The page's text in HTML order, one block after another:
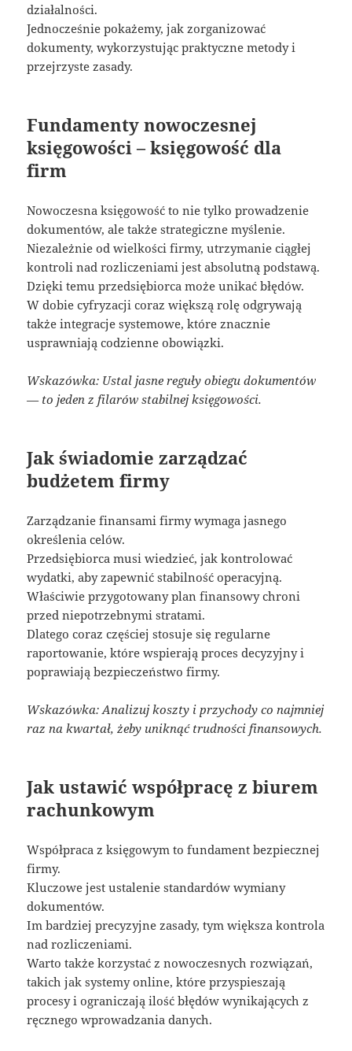
działalności.
Jednocześnie pokażemy, jak zorganizować
dokumenty, wykorzystując praktyczne metody i
przejrzyste zasady.
Fundamenty nowoczesnej
księgowości – księgowość dla
firm
Nowoczesna księgowość to nie tylko prowadzenie
dokumentów, ale także strategiczne myślenie.
Niezależnie od wielkości firmy, utrzymanie ciągłej
kontroli nad rozliczeniami jest absolutną podstawą.
Dzięki temu przedsiębiorca może unikać błędów.
W dobie cyfryzacji coraz większą rolę odgrywają
także integracje systemowe, które znacznie
usprawniają codzienne obowiązki.
Wskazówka: Ustal jasne reguły obiegu dokumentów
— to jeden z filarów stabilnej księgowości.
Jak świadomie zarządzać
budżetem firmy
Zarządzanie finansami firmy wymaga jasnego
określenia celów.
Przedsiębiorca musi wiedzieć, jak kontrolować
wydatki, aby zapewnić stabilność operacyjną.
Właściwie przygotowany plan finansowy chroni
przed niepotrzebnymi stratami.
Dlatego coraz częściej stosuje się regularne
raportowanie, które wspierają proces decyzyjny i
poprawiają bezpieczeństwo firmy.
Wskazówka: Analizuj koszty i przychody co najmniej
raz na kwartał, żeby uniknąć trudności finansowych.
Jak ustawić współpracę z biurem
rachunkowym
Współpraca z księgowym to fundament bezpiecznej
firmy.
Kluczowe jest ustalenie standardów wymiany
dokumentów.
Im bardziej precyzyjne zasady, tym większa kontrola
nad rozliczeniami.
Warto także korzystać z nowoczesnych rozwiązań,
takich jak systemy online, które przyspieszają
procesy i ograniczają ilość błędów wynikających z
ręcznego wprowadzania danych.